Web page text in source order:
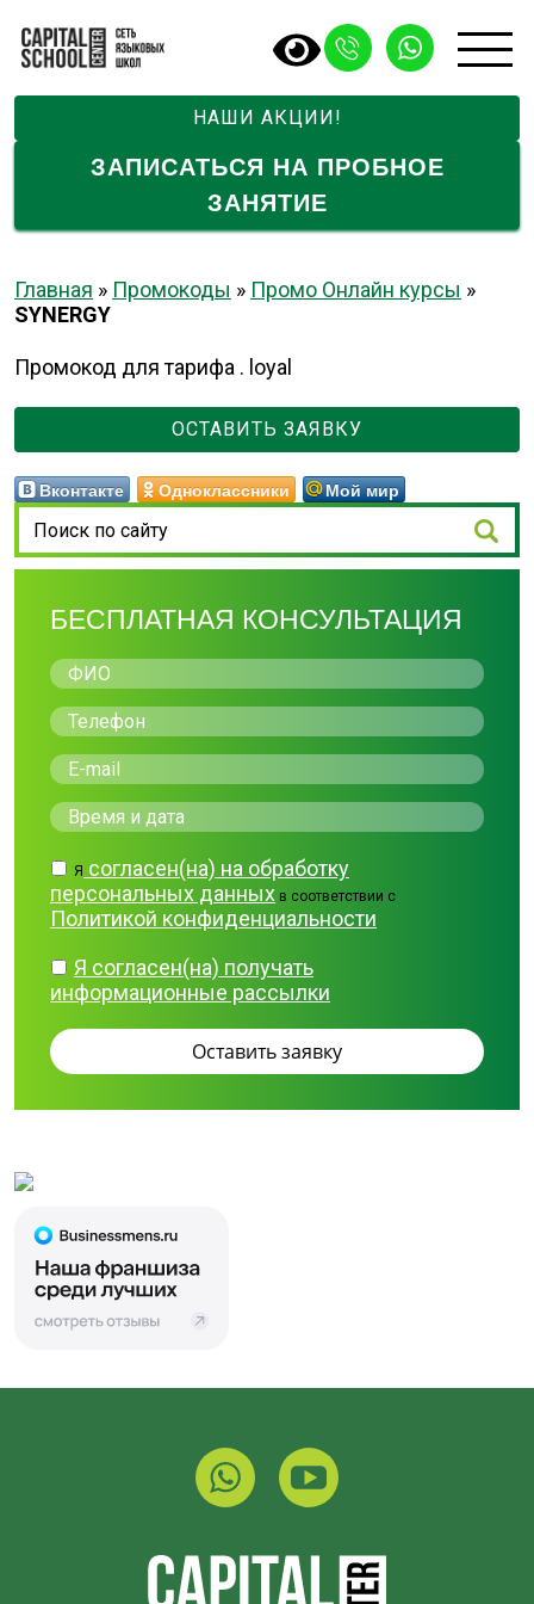
НАШИ АКЦИИ!
ЗАПИСАТЬСЯ НА ПРОБНОЕ
ЗАНЯТИЕ
Главная » Промокоды » Промо Онлайн курсы »
SYNERGY
Промокод для тарифа . loyal
ОСТАВИТЬ ЗАЯВКУ
Вконтакте Одноклассники Мой мир
БЕСПЛАТНАЯ КОНСУЛЬТАЦИЯ
Я согласен(на) на обработку
персональных данных в соответствии с
Политикой конфиденциальности
Я согласен(на) получать
информационные рассылки